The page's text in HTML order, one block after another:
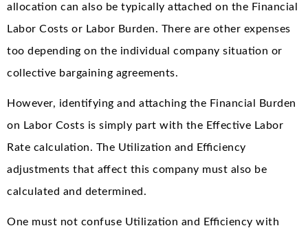
allocation can also be typically attached on the Financial
Labor Costs or Labor Burden. There are other expenses
too depending on the individual company situation or
collective bargaining agreements.
However, identifying and attaching the Financial Burden
on Labor Costs is simply part with the Effective Labor
Rate calculation. The Utilization and Efficiency
adjustments that affect this company must also be
calculated and determined.
One must not confuse Utilization and Efficiency with